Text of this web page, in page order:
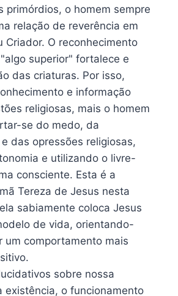
primórdios, o homem sempre
relação de reverência em
Criador. O reconhecimento
superior" fortalece e
das criaturas. Por isso,
e informação
religiosas, mais o homem
se do medo, da
das opressões religiosas,
e utilizando o livre-
consciente. Esta é a
Tereza de Jesus nesta
sabiamente coloca Jesus
de vida, orientando-
um comportamento mais
sobre nossa
existência, o funcionamento